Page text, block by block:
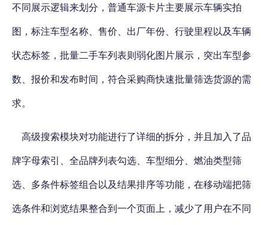
不同展示逻辑来划分，普通车源卡片主要展示车辆实拍
图，标注车型名称、售价、出厂年份、行驶里程以及车辆
状态标签，批量二手车列表则弱化图片展示，突出车型参
数、报价和发布时间，符合采购商快速批量筛选货源的需
求。
高级搜索模块对功能进行了详细的拆分，并且加入了品
牌字母索引、全品牌列表勾选、车型细分、燃油类型筛
选、多条件标签组合以及结果排序等功能，在移动端把筛
选条件和浏览结果整合到一个页面上，减少了用户在不同